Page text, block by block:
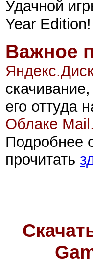
Удачной
Year Edition!
Важное
его оттуда
Облаке
Подробнее
прочитать